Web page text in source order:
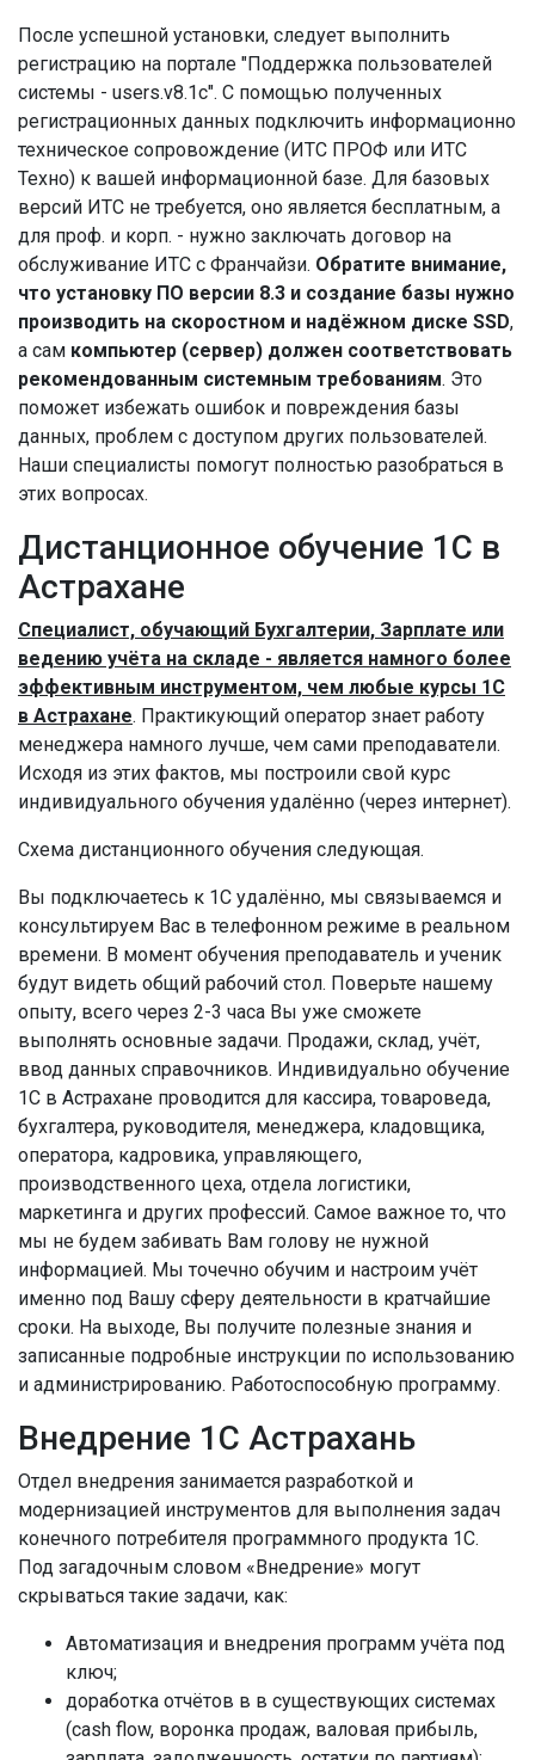
После успешной установки, следует выполнить
регистрацию на портале "Поддержка пользователей
системы - users.v8.1c". С помощью полученных
регистрационных данных подключить информационно
техническое сопровождение (ИТС ПРОФ или ИТС
Техно) к вашей информационной базе. Для базовых
версий ИТС не требуется, оно является бесплатным, а
для проф. и корп. - нужно заключать договор на
обслуживание ИТС с Франчайзи. Обратите внимание,
что установку ПО версии 8.3 и создание базы нужно
производить на скоростном и надёжном диске SSD,
а сам компьютер (сервер) должен соответствовать
рекомендованным системным требованиям. Это
поможет избежать ошибок и повреждения базы
данных, проблем с доступом других пользователей.
Наши специалисты помогут полностью разобраться в
этих вопросах.
Дистанционное обучение 1С в
Астрахане
Специалист, обучающий Бухгалтерии, Зарплате или
ведению учёта на складе - является намного более
эффективным инструментом, чем любые курсы 1С
в Астрахане. Практикующий оператор знает работу
менеджера намного лучше, чем сами преподаватели.
Исходя из этих фактов, мы построили свой курс
индивидуального обучения удалённо (через интернет).
Схема дистанционного обучения следующая.
Вы подключаетесь к 1С удалённо, мы связываемся и
консультируем Вас в телефонном режиме в реальном
времени. В момент обучения преподаватель и ученик
будут видеть общий рабочий стол. Поверьте нашему
опыту, всего через 2-3 часа Вы уже сможете
выполнять основные задачи. Продажи, склад, учёт,
ввод данных справочников. Индивидуально обучение
1С в Астрахане проводится для кассира, товароведа,
бухгалтера, руководителя, менеджера, кладовщика,
оператора, кадровика, управляющего,
производственного цеха, отдела логистики,
маркетинга и других профессий. Самое важное то, что
мы не будем забивать Вам голову не нужной
информацией. Мы точечно обучим и настроим учёт
именно под Вашу сферу деятельности в кратчайшие
сроки. На выходе, Вы получите полезные знания и
записанные подробные инструкции по использованию
и администрированию. Работоспособную программу.
Внедрение 1С Астрахань
Отдел внедрения занимается разработкой и
модернизацией инструментов для выполнения задач
конечного потребителя программного продукта 1С.
Под загадочным словом «Внедрение» могут
скрываться такие задачи, как:
Автоматизация и внедрения программ учёта под
ключ;
доработка отчётов в в существующих системах
(cash flow, воронка продаж, валовая прибыль,